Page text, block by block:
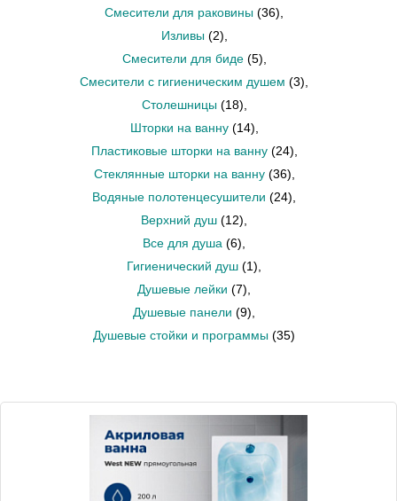
Смесители для раковины (36)
Изливы (2)
Смесители для биде (5)
Смесители с гигиеническим душем (3)
Столешницы (18)
Шторки на ванну (14)
Пластиковые шторки на ванну (24)
Стеклянные шторки на ванну (36)
Водяные полотенцесушители (24)
Верхний душ (12)
Все для душа (6)
Гигиенический душ (1)
Душевые лейки (7)
Душевые панели (9)
Душевые стойки и программы (35)